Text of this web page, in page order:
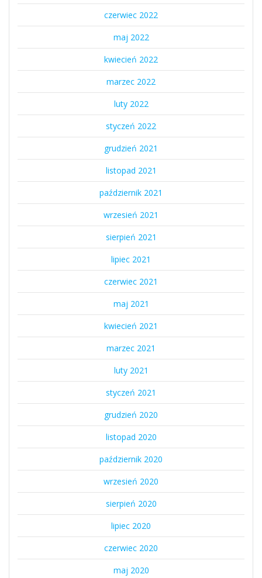
czerwiec 2022
maj 2022
kwiecień 2022
marzec 2022
luty 2022
styczeń 2022
grudzień 2021
listopad 2021
październik 2021
wrzesień 2021
sierpień 2021
lipiec 2021
czerwiec 2021
maj 2021
kwiecień 2021
marzec 2021
luty 2021
styczeń 2021
grudzień 2020
listopad 2020
październik 2020
wrzesień 2020
sierpień 2020
lipiec 2020
czerwiec 2020
maj 2020